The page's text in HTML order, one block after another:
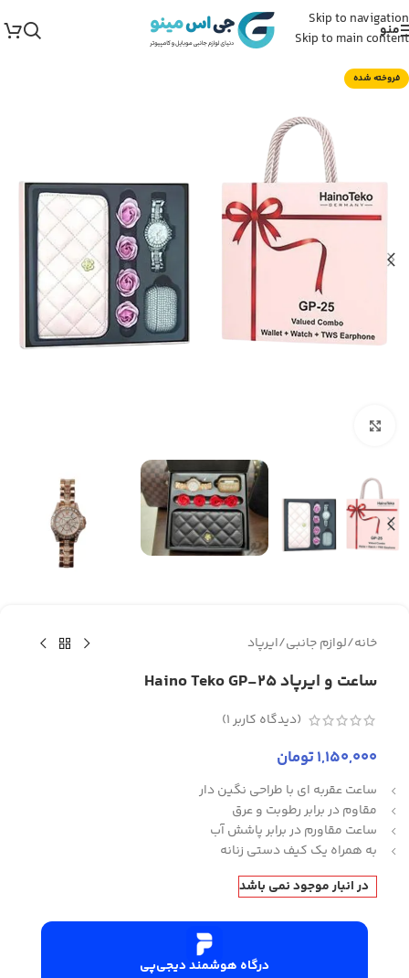
Skip to navigation
Skip to main content
منو
فروخته شده
خانه/لوازم جانبی/ایرپاد
ساعت و ایرپاد Haino Teko GP-25
(دیدگاه کاربر1
)
1,150,000تومان
ساعت عقربه ای با طراحی نگین دار
مقاوم در برابر رطوبت و عرق
ساعت مقاورم در برابر پاشش آب
به همراه یک کیف دستی زنانه
در انبار موجود نمی باشد
درگاه هوشمند دیجی‌پی